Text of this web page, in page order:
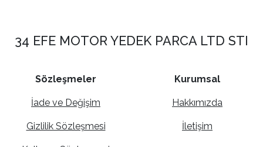
34 EFE MOTOR YEDEK PARCA LTD STI
Sözleşmeler
İade ve Değişim
Gizlilik Sözleşmesi
Kurumsal
Hakkımızda
İletişim